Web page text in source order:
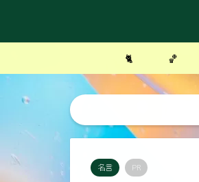
🐈 🏀
名言 PR